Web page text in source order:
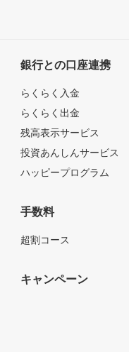
銀行との口座連携
らくらく入金
らくらく出金
残高表示サービス
投資あんしんサービス
ハッピープログラム
手数料
超割コース
キャンペーン